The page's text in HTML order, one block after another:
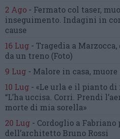
2 Ago - Fermato col taser,
inseguimento. Indagini in
cause
16 Lug - Tragedia a Marzocca,
da un treno (Foto)
9 Lug - Malore in casa, muore
10 Lug - «Le urla e il pianto
“L’ha uccisa. Corri. Prendi
morte di mia sorella»
20 Lug - Cordoglio a Fabriano
dell’architetto Bruno Rossi